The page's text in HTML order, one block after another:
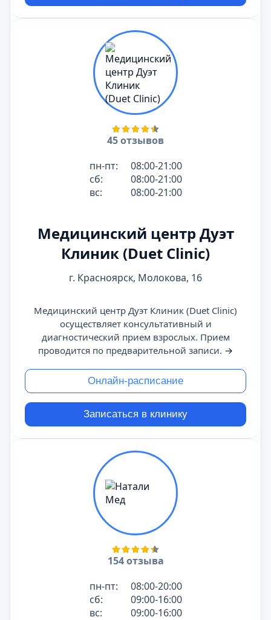
45 отзывов
пн-пт:
08:00-21:00
сб:
08:00-21:00
вс:
08:00-21:00
Медицинский центр Дуэт
Клиник (Duet Clinic)
г. Красноярск, Молокова, 16
Медицинский центр Дуэт Клиник (Duet Clinic)
осуществляет консультативный и
диагностический прием взрослых. Прием
проводится по предварительной записи. →
Онлайн-расписание
Записаться в клинику
154 отзыва
пн-пт:
08:00-20:00
сб:
09:00-16:00
вс:
09:00-16:00